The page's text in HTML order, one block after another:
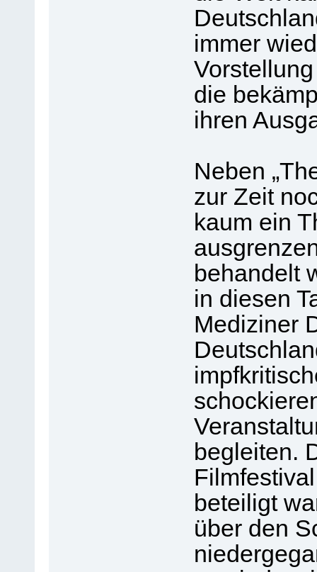
immer
die
ihren
Neben
zur Zeit
kaum ein
behandelt
in diesen
Mediziner
begleiten.
beteiligt
über den